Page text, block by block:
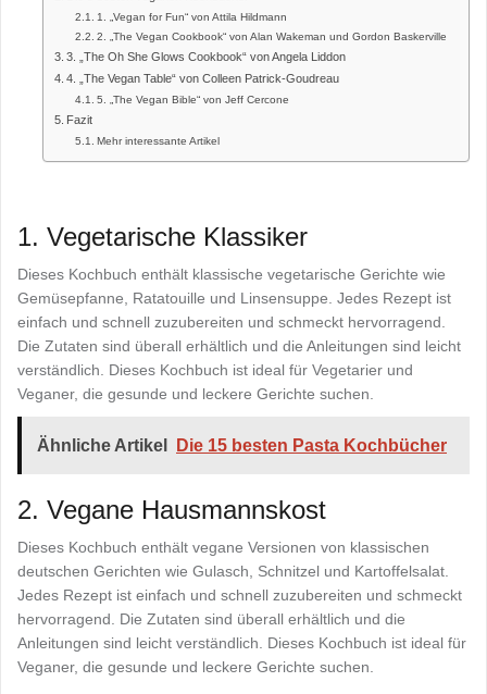
1. „Vegan for Fun“ von Attila Hildmann
2. „The Vegan Cookbook“ von Alan Wakeman und Gordon Baskerville
3. „The Oh She Glows Cookbook“ von Angela Liddon
4. „The Vegan Table“ von Colleen Patrick-Goudreau
5. „The Vegan Bible“ von Jeff Cercone
Fazit
Mehr interessante Artikel
1. Vegetarische Klassiker
Dieses Kochbuch enthält klassische vegetarische Gerichte wie
Gemüsepfanne, Ratatouille und Linsensuppe. Jedes Rezept ist
einfach und schnell zuzubereiten und schmeckt hervorragend.
Die Zutaten sind überall erhältlich und die Anleitungen sind leicht
verständlich. Dieses Kochbuch ist ideal für Vegetarier und
Veganer, die gesunde und leckere Gerichte suchen.
Ähnliche Artikel Die 15 besten Pasta Kochbücher
2. Vegane Hausmannskost
Dieses Kochbuch enthält vegane Versionen von klassischen
deutschen Gerichten wie Gulasch, Schnitzel und Kartoffelsalat.
Jedes Rezept ist einfach und schnell zuzubereiten und schmeckt
hervorragend. Die Zutaten sind überall erhältlich und die
Anleitungen sind leicht verständlich. Dieses Kochbuch ist ideal für
Veganer, die gesunde und leckere Gerichte suchen.